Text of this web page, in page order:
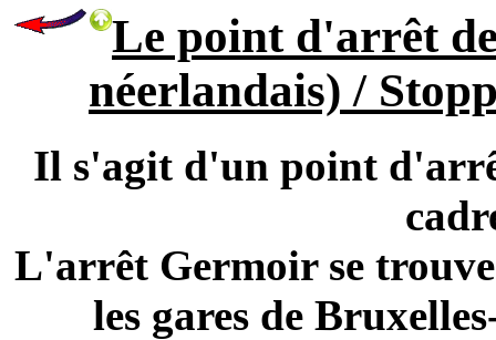
Le point d'arrêt
néerlandais) /
Il s'agit d'un point
L'arrêt Germoir se
les gares de